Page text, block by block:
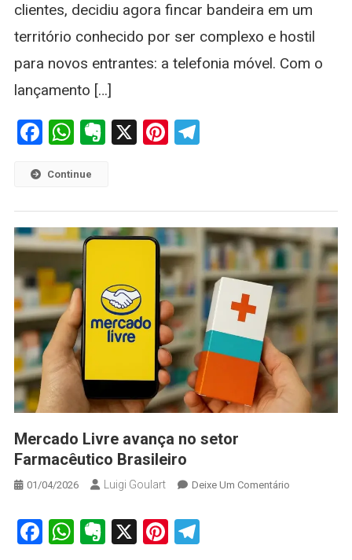
clientes, decidiu agora fincar bandeira em um
território conhecido por ser complexo e hostil
para novos entrantes: a telefonia móvel. Com o
lançamento […]
Facebook
WhatsApp
Evernote
X Pinterest
Telegram
Continue
Mercado Livre avança no setor
Farmacêutico Brasileiro
01/04/2026 Luigi Goulart Deixe Um ComentárioOn
Facebook
WhatsApp
Evernote
X Pinterest
Telegram